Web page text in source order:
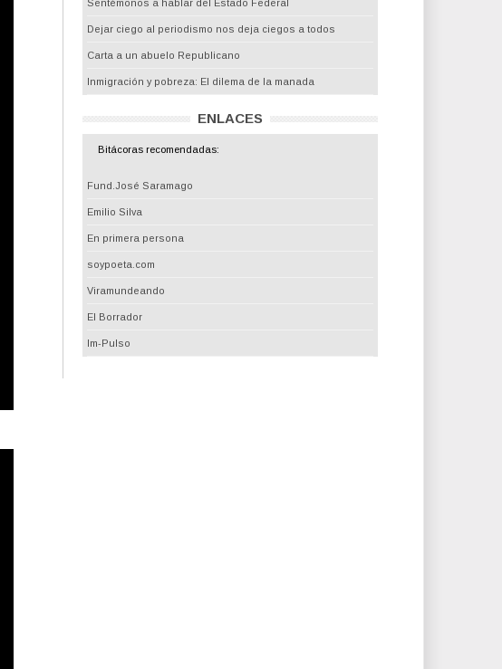
Sentémonos a hablar del Estado Federal
Dejar ciego al periodismo nos deja ciegos a todos
Carta a un abuelo Republicano
Inmigración y pobreza: El dilema de la manada
ENLACES
Bitácoras recomendadas:
Fund.José Saramago
Emilio Silva
En primera persona
soypoeta.com
Viramundeando
El Borrador
Im-Pulso